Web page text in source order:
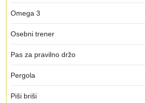
Omega 3
Osebni trener
Pas za pravilno držo
Pergola
Piši briši